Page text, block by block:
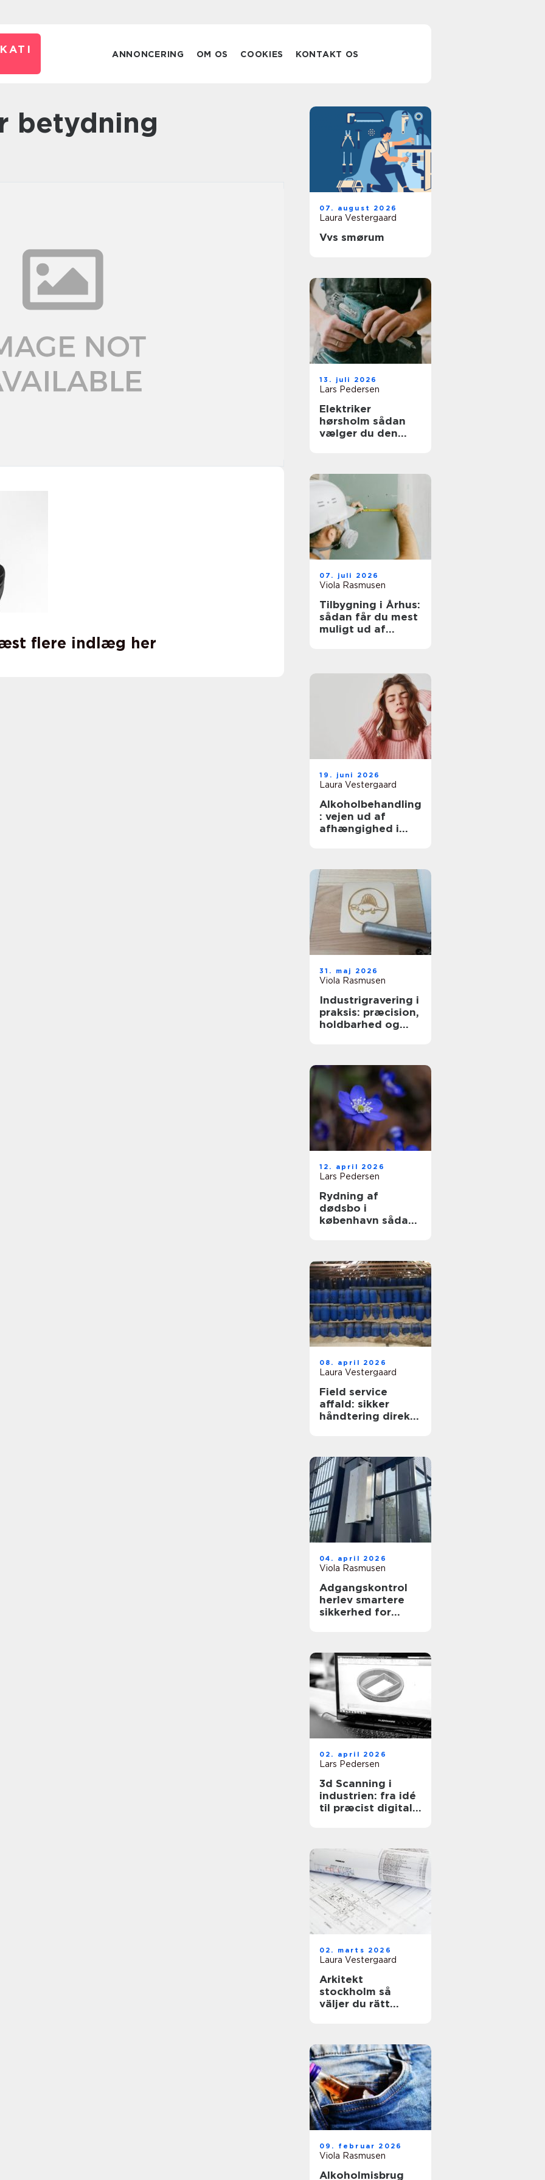
ANNONCERING OM OS COOKIES KONTAKT OS
betydning
flere indlæg her
07. august 2026
Laura Vestergaard
Vvs smørum
13. juli 2026
Lars Pedersen
Elektriker
hørsholm sådan
vælger du den
07. juli 2026
Viola Rasmusen
Tilbygning i Århus:
sådan får du mest
muligt ud af
19. juni 2026
Laura Vestergaard
Alkoholbehandling
: vejen ud af
afhængighed i
31. maj 2026
Viola Rasmusen
Industrigravering i
praksis: præcision,
holdbarhed og
12. april 2026
Lars Pedersen
Rydning af
dødsbo i
københavn sådan
08. april 2026
Laura Vestergaard
Field service
affald: sikker
håndtering direkte
04. april 2026
Viola Rasmusen
Adgangskontrol
herlev smartere
sikkerhed for
02. april 2026
Lars Pedersen
3d Scanning i
industrien: fra idé
til præcist digitalt
02. marts 2026
Laura Vestergaard
Arkitekt
stockholm så
väljer du rätt
09. februar 2026
Viola Rasmusen
Alkoholmisbrug